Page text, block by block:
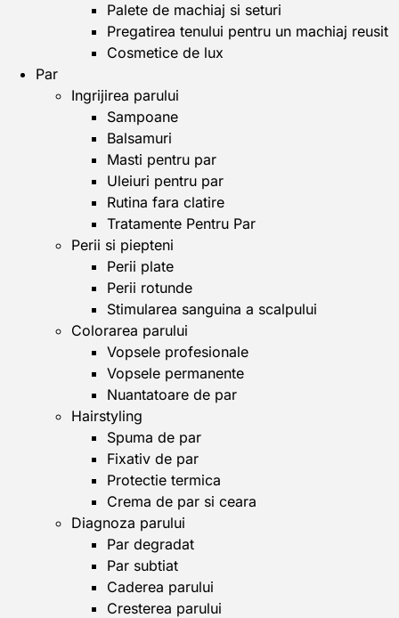
Palete de machiaj si seturi
Pregatirea tenului pentru un machiaj reusit
Cosmetice de lux
Par
Ingrijirea parului
Sampoane
Balsamuri
Masti pentru par
Uleiuri pentru par
Rutina fara clatire
Tratamente Pentru Par
Perii si piepteni
Perii plate
Perii rotunde
Stimularea sanguina a scalpului
Colorarea parului
Vopsele profesionale
Vopsele permanente
Nuantatoare de par
Hairstyling
Spuma de par
Fixativ de par
Protectie termica
Crema de par si ceara
Diagnoza parului
Par degradat
Par subtiat
Caderea parului
Cresterea parului